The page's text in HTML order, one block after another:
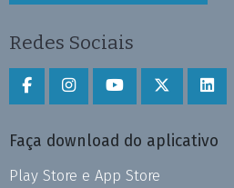
Redes Sociais
Faça download do aplicativo
Play Store e App Store